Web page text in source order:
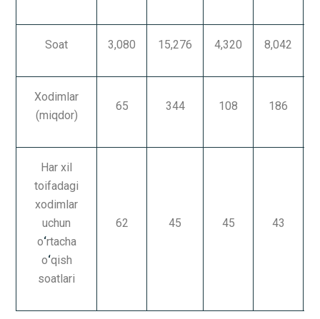
Soat 3,080 15,276 4,320 8,042
Xodimlar
(miqdor)
65 344 108 186
Har xil
toifadagi
xodimlar
uchun
o‘rtacha
o‘qish
soatlari
62 45 45 43